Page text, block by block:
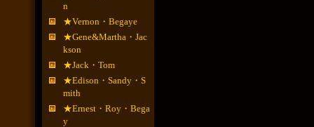
n
★Vernon・Begaye
★Gene&Martha・Jac
kson
★Jack・Tom
★Edison・Sandy・S
mith
★Ernest・Roy・Bega
y